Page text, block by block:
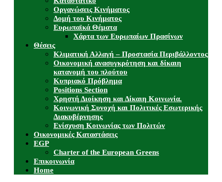
Οργανώσεις Κινήματος
Δομή του Κινήματος
Ευρωπαϊκά Θέματα
Χάρτα των Ευρωπαίων Πρασίνων
Θέσεις
Κλιματική Αλλαγή – Προστασία Περιβάλλοντος
Οικονομική ανασυγκρότηση και δίκαιη
κατανομή του πλούτου
Κυπριακό Πρόβλημα
Positions Section
Χρηστή Διοίκηση και Δίκαιη Κοινωνία.
Κοινωνική Συνοχή και Πολιτικές Εσωτερικής
Διακυβέρνησης
Ενίσχυση Κοινωνίας των Πολιτών
Οικονομικές Καταστάσεις
EGP
Charter of the European Greens
Επικοινωνία
Home